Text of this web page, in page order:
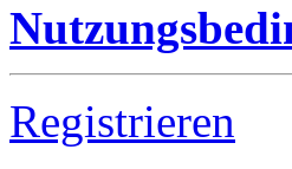
Registrieren